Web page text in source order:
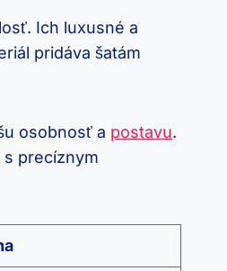
Ich luxusné a
pridáva šatám
osobnosť a postavu.
s precíznym